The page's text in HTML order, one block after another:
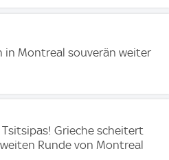
in Montreal souverän weiter
Grieche scheitert
Runde von Montreal